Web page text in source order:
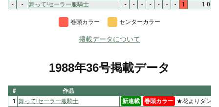
-
- 舞って!セーラー服騎士 - - - - - - - 1 1.0
巻頭カラー センターカラー
掲載データについて
1988年36号掲載データ
#
作品
1 舞って!セーラー服騎士 新連載 巻頭カラー ★花よりダンベ